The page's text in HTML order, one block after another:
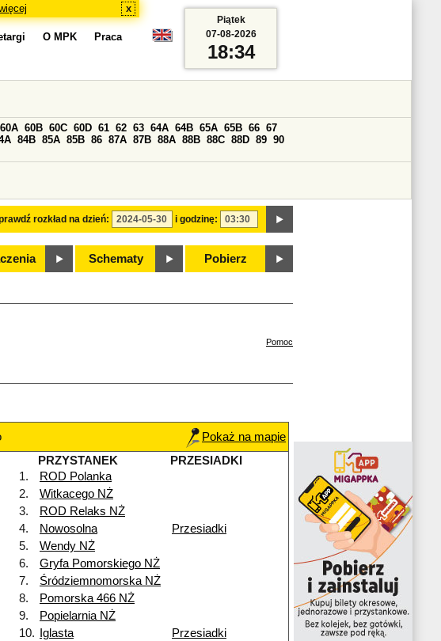
x
O MPK Praca
rozkład na dzień: i godzinę:
60A 60B 60C 60D 61 62 63 64A 64B 65A 65B 66 67
84B 85A 85B 86 87A 87B 88A 88B 88C 88D 89 90
Schematy Pobierz
Piątek
07-08-2026
18:34
Pomoc
Pokaż na mapie
PRZYSTANEK
PRZESIADKI
1.
ROD Polanka
2.
Witkacego NŻ
3.
ROD Relaks NŻ
4. Nowosolna
Przesiadki
5.
Wendy NŻ
6.
Gryfa Pomorskiego NŻ
7.
Śródziemnomorska NŻ
8.
Pomorska 466 NŻ
9.
Popielarnia NŻ
10. Iglasta
Przesiadki